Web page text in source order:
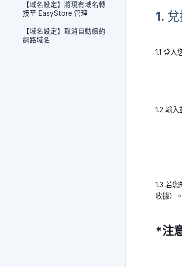
【域名設定】將現有域名轉
接至 EasyStore 管理
【域名設定】取消自動續約
網路域名
1.
1.1 登入
1.2 輸入
1.3 若您
收據）。
*注